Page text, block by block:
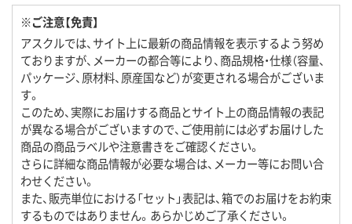
※ご注意【免責】
アスクルでは、サイト上に最新の商品情報を表示するよう努め
ておりますが、メーカーの都合等により、商品規格・仕様（容量、
パッケージ、原材料、原産国など）が変更される場合がございま
す。
このため、実際にお届けする商品とサイト上の商品情報の表記
が異なる場合がございますので、ご使用前には必ずお届けした
商品の商品ラベルや注意書きをご確認ください。
さらに詳細な商品情報が必要な場合は、メーカー等にお問い合
わせください。
また、販売単位における「セット」表記は、箱でのお届けをお約束
するものではありません。あらかじめご了承ください。